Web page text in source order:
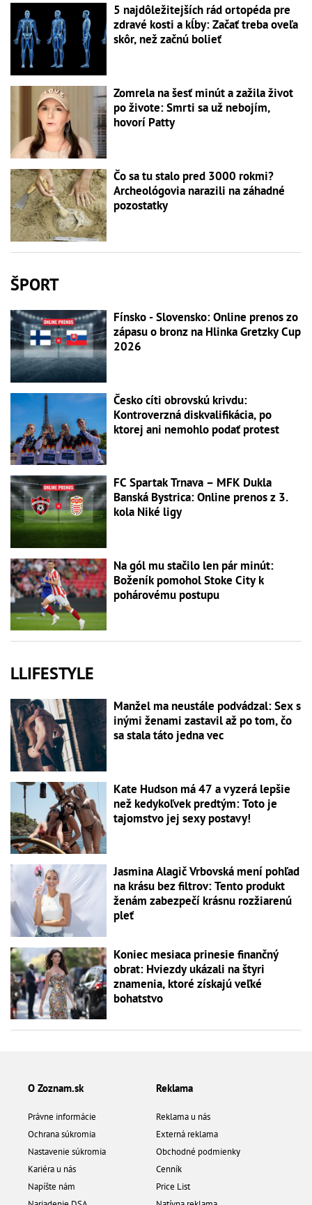
5 najdôležitejších rád ortopéda pre
zdravé kosti a kĺby: Začať treba oveľa
skôr, než začnú bolieť
Zomrela na šesť minút a zažila život
po živote: Smrti sa už nebojím,
hovorí Patty
Čo sa tu stalo pred 3000 rokmi?
Archeológovia narazili na záhadné
pozostatky
ŠPORT
Fínsko - Slovensko: Online prenos zo
zápasu o bronz na Hlinka Gretzky Cup
2026
Česko cíti obrovskú krivdu:
Kontroverzná diskvalifikácia, po
ktorej ani nemohlo podať protest
FC Spartak Trnava – MFK Dukla
Banská Bystrica: Online prenos z 3.
kola Niké ligy
Na gól mu stačilo len pár minút:
Boženík pomohol Stoke City k
pohárovému postupu
LLIFESTYLE
Manžel ma neustále podvádzal: Sex s
inými ženami zastavil až po tom, čo
sa stala táto jedna vec
Kate Hudson má 47 a vyzerá lepšie
než kedykoľvek predtým: Toto je
tajomstvo jej sexy postavy!
Jasmina Alagič Vrbovská mení pohľad
na krásu bez filtrov: Tento produkt
ženám zabezpečí krásnu rozžiarenú
pleť
Koniec mesiaca prinesie finančný
obrat: Hviezdy ukázali na štyri
znamenia, ktoré získajú veľké
bohatstvo
O Zoznam.sk
Právne informácie
Ochrana súkromia
Nastavenie súkromia
Kariéra u nás
Napíšte nám
Reklama
Reklama u nás
Externá reklama
Obchodné podmienky
Cenník
Price List